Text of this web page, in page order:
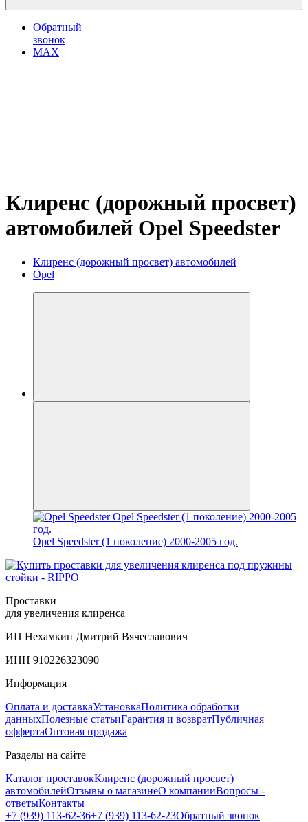
Обратный
звонок
MAX
Клиренс (дорожный просвет)
автомобилей Opel Speedster
Клиренс (дорожный просвет) автомобилей
Opel
Opel Speedster (1 поколение) 2000-2005 год.
Проставки
для увеличения клиренса
ИП Нехамкин Дмитрий Вячеславович
ИНН 910226323090
Информация
Оплата и доставкаУстановкаПолитика обработки
данныхПолезные статьиГарантия и возвратПубличная
оффертаОптовая продажа
Разделы на сайте
Каталог проставокКлиренс (дорожный просвет)
автомобилейОтзывы о магазинеО компанииВопросы -
ответыКонтакты
+7 (939) 113-62-36+7 (939) 113-62-23Обратный звонок